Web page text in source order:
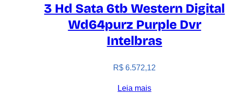
3 Hd Sata 6tb Western Digital
Wd64purz Purple Dvr
Intelbras
R$ 6.572,12
Leia mais